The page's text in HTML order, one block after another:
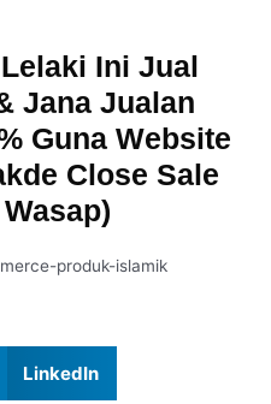
Ini Jual
Jana Jualan
Guna Website
Close Sale
LinkedIn